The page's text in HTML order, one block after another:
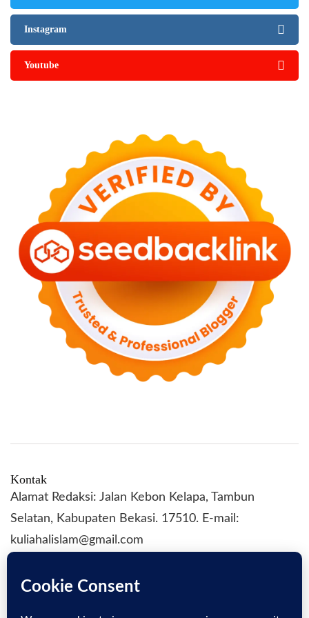
Instagram
Youtube
Kontak
Alamat Redaksi: Jalan Kebon Kelapa, Tambun
Selatan, Kabupaten Bekasi. 17510. E-mail:
kuliahalislam@gmail.com